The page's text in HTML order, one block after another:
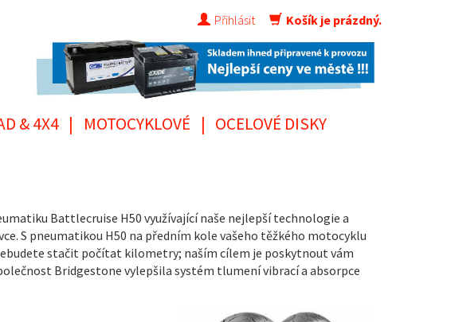
Přihlásit Košík je prázdný.
& 4X4 | MOTOCYKLOVÉ | OCELOVÉ DISKY
Battlecruise H50 využívající naše nejlepší technologie a
S pneumatikou H50 na předním kole vašeho těžkého motocyklu
stačit počítat kilometry; naším cílem je poskytnout vám
Bridgestone vylepšila systém tlumení vibrací a absorpce